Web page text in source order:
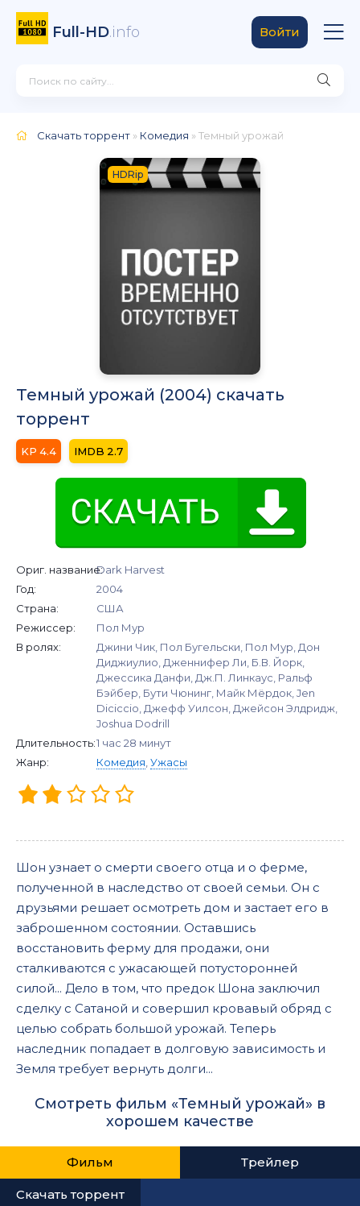
Full-HD.info Войти
Скачать торрент » Комедия » Темный урожай
HDRip
Темный урожай (2004) скачать
торрент
4.4 2.7
Ориг. название:Dark Harvest
Год:
2004
Страна:
США
Режиссер:
Пол Мур
В ролях:
Джини Чик, Пол Бугельски, Пол Мур, Дон
Диджиулио, Дженнифер Ли, Б.В. Йорк,
Джессика Данфи, Дж.П. Линкаус, Ральф
Бэйбер, Бути Чюнинг, Майк Мёрдок, Jen
Diciccio, Джефф Уилсон, Джейсон Элдридж,
Joshua Dodrill
Длительность:1 час 28 минут
Жанр:
Комедия Ужасы
Шон узнает о смерти своего отца и о ферме,
полученной в наследство от своей семьи. Он с
друзьями решает осмотреть дом и застает его в
заброшенном состоянии. Оставшись
восстановить ферму для продажи, они
сталкиваются с ужасающей потусторонней
силой... Дело в том, что предок Шона заключил
сделку с Сатаной и совершил кровавый обряд с
целью собрать большой урожай. Теперь
наследник попадает в долговую зависимость и
Земля требует вернуть долги...
Смотреть фильм «Темный урожай» в
хорошем качестве
Фильм Трейлер
Скачать торрент